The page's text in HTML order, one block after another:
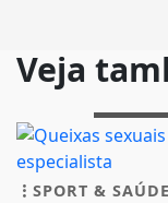
Veja
SPORT & SAÚDE